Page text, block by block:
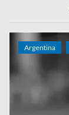
Argentina